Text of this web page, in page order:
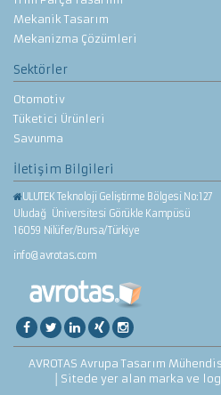
Mekanik Tasarım
Mekanizma Çözümleri
Sektörler
Otomotiv
Tüketici Ürünleri
Savunma
İletişim Bilgileri
ULUTEK Teknoloji Geliştirme Bölgesi No:127
Uludağ Üniversitesi Görükle Kampüsü
16059 Nilüfer/Bursa/Türkiye
info@avrotas.com
AVROTAS Avrupa Tasarım
│Sitede yer alan marka ve